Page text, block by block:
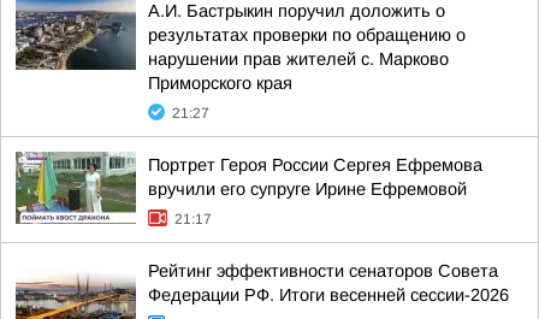
А.И. Бастрыкин поручил доложить о
результатах проверки по обращению о
нарушении прав жителей с. Марково
Приморского края
21:27
Портрет Героя России Сергея Ефремова
вручили его супруге Ирине Ефремовой
21:17
Рейтинг эффективности сенаторов Совета
Федерации РФ. Итоги весенней сессии-2026